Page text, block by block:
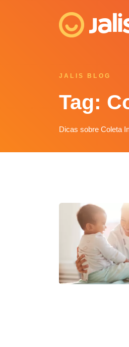
JALIS BLOG
Tag:
Dicas sobre Coleta